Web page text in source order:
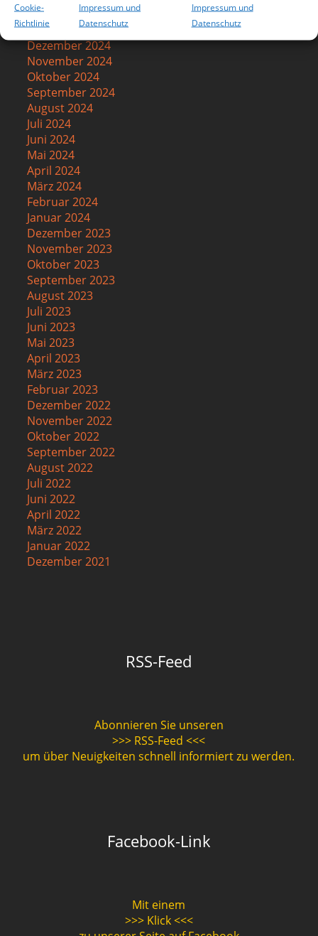
Cookie-
Richtlinie
Impressum und
Datenschutz
Impressum und
Datenschutz
Februar 2025
Januar 2025
Dezember 2024
November 2024
Oktober 2024
September 2024
August 2024
Juli 2024
Juni 2024
Mai 2024
April 2024
März 2024
Februar 2024
Januar 2024
Dezember 2023
November 2023
Oktober 2023
September 2023
August 2023
Juli 2023
Juni 2023
Mai 2023
April 2023
März 2023
Februar 2023
Dezember 2022
November 2022
Oktober 2022
September 2022
August 2022
Juli 2022
Juni 2022
April 2022
März 2022
Januar 2022
Dezember 2021
RSS-Feed
Abonnieren Sie unseren
>>> RSS-Feed <<<
um über Neuigkeiten schnell informiert zu werden.
Facebook-Link
Mit einem
>>> Klick <<<